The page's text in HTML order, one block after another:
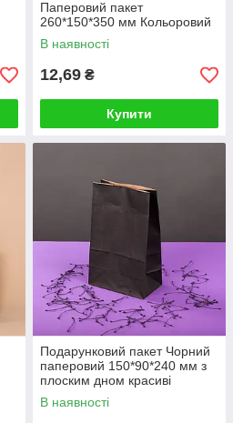
Паперовий пакет
260*150*350 мм Кольоровий
крафт пакет з крученными
ручками та малюнком
В наявності
12,69 ₴
Купити
Подарунковий пакет Чорний
паперовий 150*90*240 мм з
плоским дном красиві
Святкові крафт пакети
В наявності